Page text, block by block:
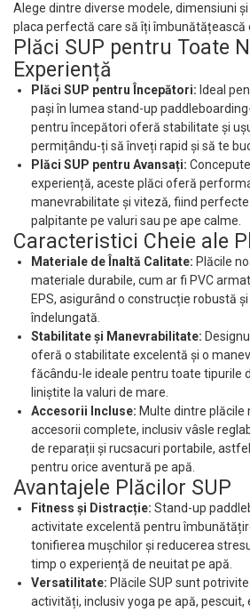
Alege dintre diverse modele, dimensiuni
placa perfectă care să îți îmbunătățească
Plăci SUP pentru Toate
Experiență
Plăci SUP pentru Începători: Ideal
pași în lumea stand-up
pentru începători oferă stabilitate și
permițându-ți să înveți rapid și să te
Plăci SUP pentru Avansați:
experiență, aceste plăci oferă
manevrabilitate și viteză, fiind
palpitante pe valuri sau pe ape calme.
Caracteristici Cheie ale
Materiale de Înaltă Calitate: Plăcile
materiale durabile, cum ar fi PVC
EPS, asigurând o construcție robustă
îndelungată.
Stabilitate și Manevrabilitate:
oferă o stabilitate excelentă și o
făcându-le ideale pentru toate tipurile
liniștite la valuri de mare.
Accesorii Incluse: Multe dintre plăcile
accesorii complete, inclusiv vâsle
de reparații și rucsacuri portabile,
pentru orice aventură pe apă.
Avantajele Plăcilor SUP
Fitness și Distracție: Stand-up
activitate excelentă pentru
tonifierea mușchilor și reducerea
timp o experiență de neuitat pe apă.
Versatilitate: Plăcile SUP sunt
activități, inclusiv yoga pe apă,